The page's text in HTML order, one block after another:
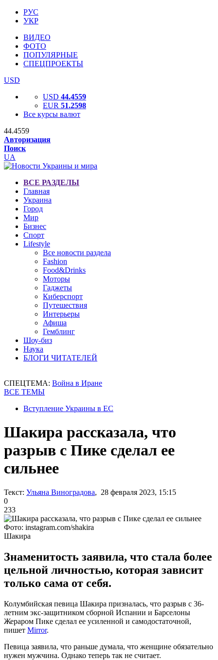
РУС
УКР
ВИДЕО
ФОТО
ПОПУЛЯРНЫЕ
СПЕЦПРОЕКТЫ
USD
USD 44.4559
EUR 51.2598
Все курсы валют
44.4559
Авторизация
Поиск
UA
ВСЕ РАЗДЕЛЫ
Главная
Украина
Город
Мир
Бизнес
Спорт
Lifestyle
Все новости раздела
Fashion
Food&Drinks
Моторы
Гаджеты
Киберспорт
Путешествия
Интерьеры
Афиша
Гемблинг
Шоу-биз
Наука
БЛОГИ ЧИТАТЕЛЕЙ
СПЕЦТЕМА: Война в Иране
ВСЕ ТЕМЫ
Вступление Украины в ЕС
Шакира рассказала, что
разрыв с Пике сделал ее
сильнее
Текст: Ульяна Виноградова, 28 февраля 2023, 15:15
0
233
Фото: instagram.com/shakira
Шакира
Знаменитость заявила, что стала более
цельной личностью, которая зависит
только сама от себя.
Колумбийская певица Шакира призналась, что разрыв с 36-
летним экс-защитником сборной Испании и Барселоны
Жераром Пике сделал ее усиленной и самодостаточной,
пишет Mirror.
Певица заявила, что раньше думала, что женщине обязательно
нужен мужчина. Однако теперь так не считает.